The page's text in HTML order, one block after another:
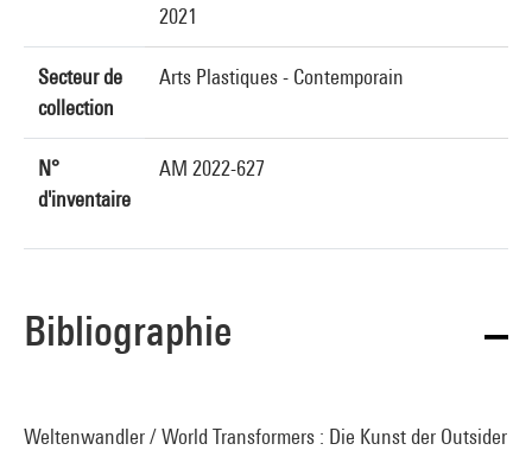
2021
Secteur de
collection
Arts Plastiques - Contemporain
N°
d'inventaire
AM 2022-627
Bibliographie
Weltenwandler / World Transformers : Die Kunst der Outsider